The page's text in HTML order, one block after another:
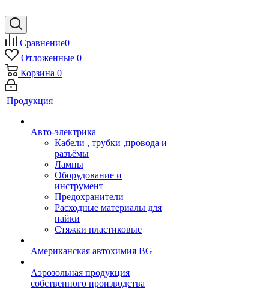
Сравнение0
Отложенные 0
Корзина 0
Продукция
Авто-электрика
Кабели , трубки ,провода и
разъёмы
Лампы
Оборудование и
инструмент
Предохранители
Расходные материалы для
пайки
Стяжки пластиковые
Американская автохимия BG
Аэрозольная продукция
собственного производства